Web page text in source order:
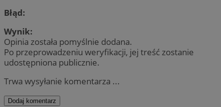
Błąd:
Wynik:
Opinia została pomyślnie dodana.
Po przeprowadzeniu weryfikacji, jej treść zostanie
udostępniona publicznie.
Trwa wysyłanie komentarza ...
Dodaj komentarz